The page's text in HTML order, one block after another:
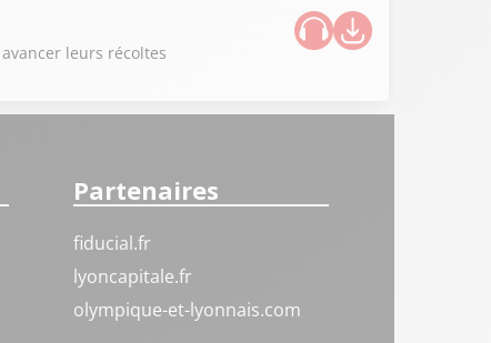
leurs récoltes
Partenaires
fiducial.fr
lyoncapitale.fr
olympique-et-lyonnais.com